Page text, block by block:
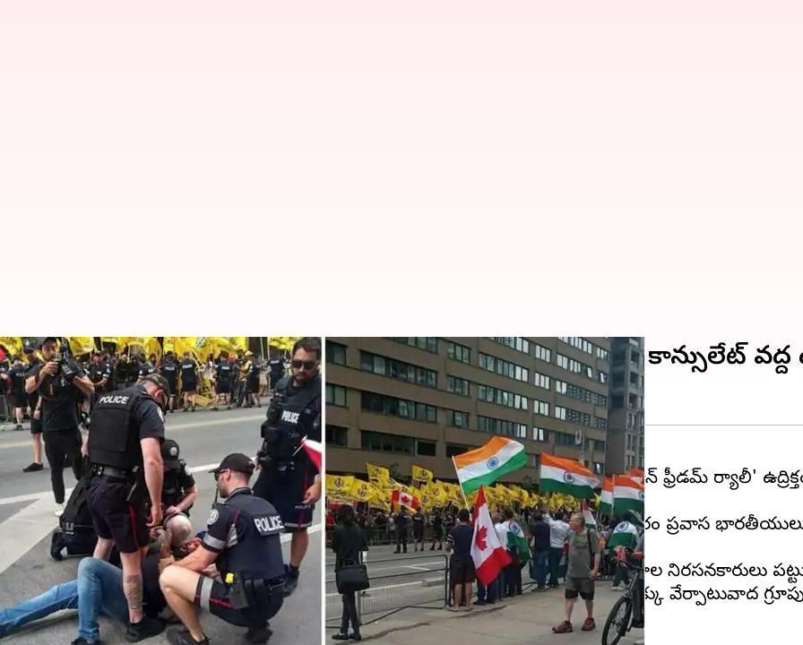
భారత అనుకూల అందోళనలు vs ఖలిస్థానీ నిరసనలు; కెనడాలోని కాన్సులేట్ వద్ద
వ్రాసిన వారు Stalin Jul 09, 2023 03:53 pm
ఈ వార్తాకథనం ఏంటి
కెనడాలోని టొరంటోలోని భారత కాన్సులేట్ వెలుపలఖలిస్థానీమద్దతుదారులు చేపట్టిన 'ఖలిస్థాన్ ఫ్రీడమ్ ర్యాలీ'
ఖలిస్థానీ నిరసనకారులను పోలీసులు అదుపులోకి తీసుకున్నారు.
తొలుత ఖలిస్థాన్ మద్దతుదారులు భారత కాన్సులేట్ వెలుపల వద్ద నిరసనకు దిగారు. అనంతరం ప్రవాస
ఆందోళనకు దిగారు. దీంతో పరిస్థితులు ఉద్రిక్తంగా మారాయి.
నిరసనకారులు బారికేడ్‌ను తొలగించే ప్రయత్నం చేశారు. ఈ క్రమంలో ఇద్దరు ఖలిస్తానీ అనుకూల నిరసనకారులు
అయితే వారికి ఎలాంటి జరిమానా విధించకుండా విడుదల చేసినట్లు పోలీసులు తెలిపారు. సిక్కు వేర్పాటువాద